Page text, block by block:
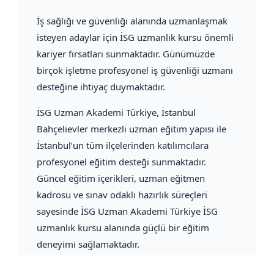
İş sağlığı ve güvenliği alanında uzmanlaşmak
isteyen adaylar için İSG uzmanlık kursu önemli
kariyer fırsatları sunmaktadır. Günümüzde
birçok işletme profesyonel iş güvenliği uzmanı
desteğine ihtiyaç duymaktadır.
İSG Uzman Akademi Türkiye, İstanbul
Bahçelievler merkezli uzman eğitim yapısı ile
İstanbul’un tüm ilçelerinden katılımcılara
profesyonel eğitim desteği sunmaktadır.
Güncel eğitim içerikleri, uzman eğitmen
kadrosu ve sınav odaklı hazırlık süreçleri
sayesinde İSG Uzman Akademi Türkiye İSG
uzmanlık kursu alanında güçlü bir eğitim
deneyimi sağlamaktadır.